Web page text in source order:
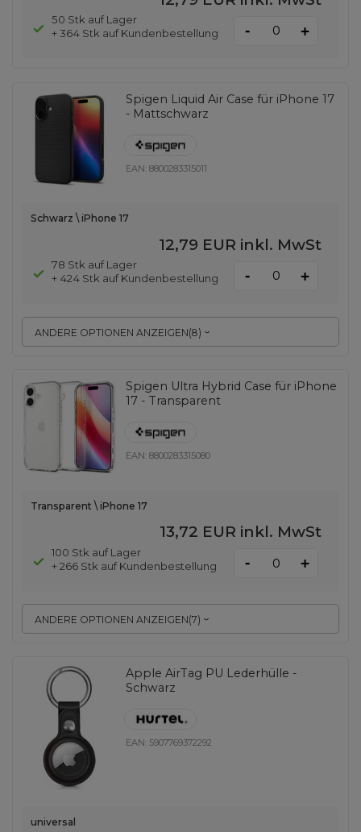
50 Stk auf Lager
+ 364 Stk auf Kundenbestellung
- +
Spigen Liquid Air Case für iPhone 17
- Mattschwarz
EAN:8800283315011
ANDERE OPTIONEN ANZEIGEN(8)
Schwarz \ iPhone 17
12,79 EUR inkl. MwSt
78 Stk auf Lager
+ 424 Stk auf Kundenbestellung
- +
Spigen Ultra Hybrid Case für iPhone
17 - Transparent
EAN:8800283315080
ANDERE OPTIONEN ANZEIGEN(7)
Transparent \ iPhone 17
13,72 EUR inkl. MwSt
100 Stk auf Lager
+ 266 Stk auf Kundenbestellung
- +
Apple AirTag PU Lederhülle -
Schwarz
EAN: 5907769372292
universal